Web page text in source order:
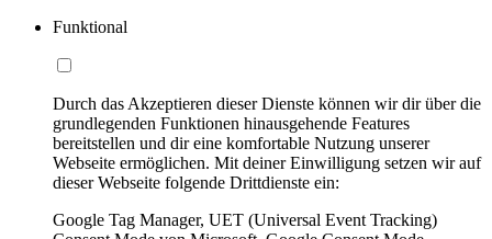
Funktional
Durch das Akzeptieren dieser Dienste können wir dir über die
grundlegenden Funktionen hinausgehende Features
bereitstellen und dir eine komfortable Nutzung unserer
Webseite ermöglichen. Mit deiner Einwilligung setzen wir auf
dieser Webseite folgende Drittdienste ein:
Google Tag Manager, UET (Universal Event Tracking)